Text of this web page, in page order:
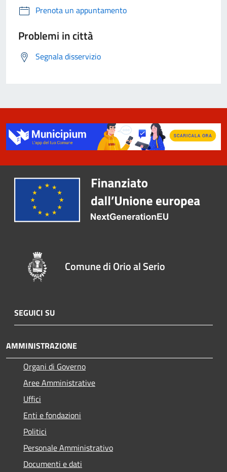
Prenota un appuntamento
Problemi in città
Segnala disservizio
Comune di Orio al Serio
SEGUICI SU
AMMINISTRAZIONE
Organi di Governo
Aree Amministrative
Uffici
Enti e fondazioni
Politici
Personale Amministrativo
Documenti e dati